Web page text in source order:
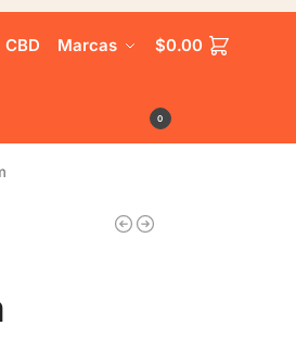
CBD Marcas $0.00
0